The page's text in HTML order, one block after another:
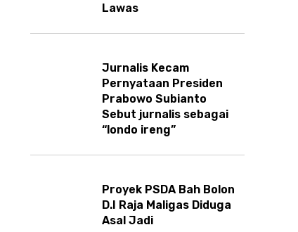
Lawas
Jurnalis Kecam
Pernyataan Presiden
Prabowo Subianto
Sebut jurnalis sebagai
“londo ireng”
Proyek PSDA Bah Bolon
D.I Raja Maligas Diduga
Asal Jadi